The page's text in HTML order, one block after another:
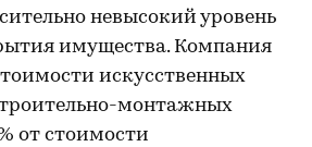
невысокий уровень
имущества. Компания
искусственных
монтажных
от стоимости